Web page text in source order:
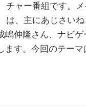
チャー番組です。
は、主にあじさい
嶋伸隆さん、ナビ
ます。今回のテー